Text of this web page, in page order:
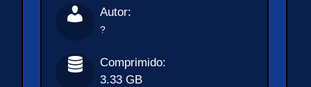
Autor:
?
Comprimido:
3.33 GB